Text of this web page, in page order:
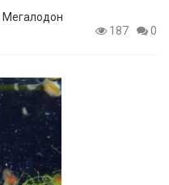
Мегалодон
187
0